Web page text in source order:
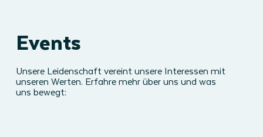
Events
Unsere Leidenschaft vereint unsere Interessen mit
unseren Werten. Erfahre mehr über uns und was
uns bewegt: